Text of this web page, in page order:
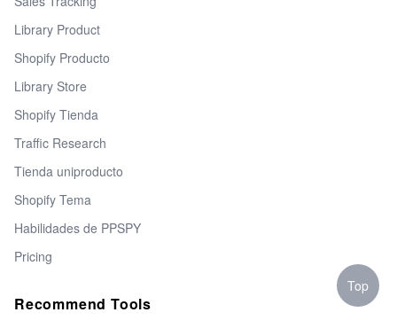
Library Product
Shopify Producto
Library Store
Shopify Tienda
Traffic Research
Tienda uniproducto
Shopify Tema
Habilidades de PPSPY
Pricing
Recommend Tools
Top